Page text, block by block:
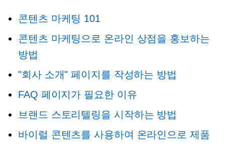
콘텐츠 마케팅 101
콘텐츠 마케팅으로 온라인 상점을 홍보하는
방법
"회사 소개" 페이지를 작성하는 방법
FAQ 페이지가 필요한 이유
브랜드 스토리텔링을 시작하는 방법
바이럴 콘텐츠를 사용하여 온라인으로 제품